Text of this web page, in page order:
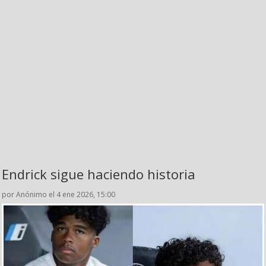
Endrick sigue haciendo historia
por Anónimo el 4 ene 2026, 15:00